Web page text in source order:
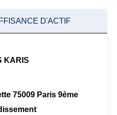
D'ACTIF
KARIS
75009 Paris 9ème